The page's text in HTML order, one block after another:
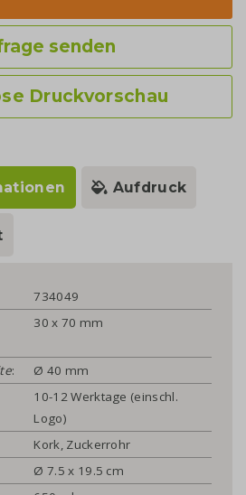
senden
Druckvorschau
Aufdruck
734049
30 x 70 mm
:
Ø 40 mm
10-12 Werktage (einschl.
Logo)
Kork, Zuckerrohr
Ø 7.5 x 19.5 cm